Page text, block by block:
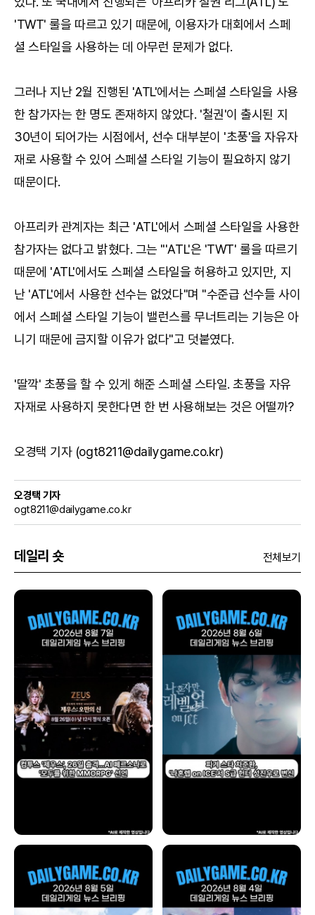
'TWT' 룰을 따르고 있기 때문에, 이용자가 대회에서 스페
셜 스타일을 사용하는 데 아무런 문제가 없다.
그러나 지난 2월 진행된 'ATL'에서는 스페셜 스타일을 사용
한 참가자는 한 명도 존재하지 않았다. '철권'이 출시된 지
30년이 되어가는 시점에서, 선수 대부분이 '초풍'을 자유자
재로 사용할 수 있어 스페셜 스타일 기능이 필요하지 않기
때문이다.
아프리카 관계자는 최근 'ATL'에서 스페셜 스타일을 사용한
참가자는 없다고 밝혔다. 그는 "'ATL'은 'TWT' 룰을 따르기
때문에 'ATL'에서도 스페셜 스타일을 허용하고 있지만, 지
난 'ATL'에서 사용한 선수는 없었다"며 "수준급 선수들 사이
에서 스페셜 스타일 기능이 밸런스를 무너트리는 기능은 아
니기 때문에 금지할 이유가 없다"고 덧붙였다.
'딸깍' 초풍을 할 수 있게 해준 스페셜 스타일. 초풍을 자유
자재로 사용하지 못한다면 한 번 사용해보는 것은 어떨까?
오경택 기자 (ogt8211@dailygame.co.kr)
오경택 기자
ogt8211@dailygame.co.kr
데일리 숏 전체보기